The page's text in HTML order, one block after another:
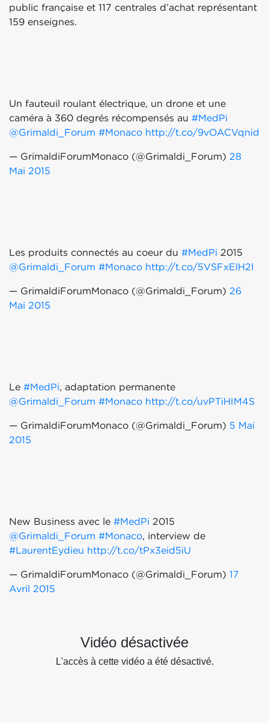
public française et 117 centrales d’achat représentant
159 enseignes.
Un fauteuil roulant électrique, un drone et une
caméra à 360 degrés récompensés au #MedPi
@Grimaldi_Forum #Monaco http://t.co/9vOACVqnid
— GrimaldiForumMonaco (@Grimaldi_Forum) 28
Mai 2015
Les produits connectés au coeur du #MedPi 2015
@Grimaldi_Forum #Monaco http://t.co/5VSFxElH2I
— GrimaldiForumMonaco (@Grimaldi_Forum) 26
Mai 2015
Le #MedPi, adaptation permanente
@Grimaldi_Forum #Monaco http://t.co/uvPTiHIM4S
— GrimaldiForumMonaco (@Grimaldi_Forum) 5 Mai
2015
New Business avec le #MedPi 2015
@Grimaldi_Forum #Monaco, interview de
#LaurentEydieu http://t.co/tPx3eid5iU
— GrimaldiForumMonaco (@Grimaldi_Forum) 17
Avril 2015